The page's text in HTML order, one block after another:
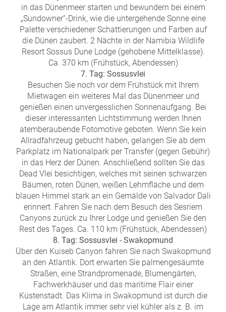
in das Dünenmeer starten und bewundern bei einem
„Sundowner“-Drink, wie die untergehende Sonne eine
Palette verschiedener Schattierungen und Farben auf
die Dünen zaubert. 2 Nächte in der Namibia Wildlife
Resort Sossus Dune Lodge (gehobene Mittelklasse).
Ca. 370 km (Frühstück, Abendessen)
7. Tag: Sossusvlei
Besuchen Sie noch vor dem Frühstück mit Ihrem
Mietwagen ein weiteres Mal das Dünenmeer und
genießen einen unvergesslichen Sonnenaufgang. Bei
dieser interessanten Lichtstimmung werden Ihnen
atemberaubende Fotomotive geboten. Wenn Sie kein
Allradfahrzeug gebucht haben, gelangen Sie ab dem
Parkplatz im Nationalpark per Transfer (gegen Gebühr)
in das Herz der Dünen. Anschließend sollten Sie das
Dead Vlei besichtigen, welches mit seinen schwarzen
Bäumen, roten Dünen, weißen Lehmfläche und dem
blauen Himmel stark an ein Gemälde von Salvador Dali
erinnert. Fahren Sie nach dem Besuch des Sesriem
Canyons zurück zu Ihrer Lodge und genießen Sie den
Rest des Tages. Ca. 110 km (Frühstück, Abendessen)
8. Tag: Sossusvlei - Swakopmund
Über den Kuiseb Canyon fahren Sie nach Swakopmund
an den Atlantik. Dort erwarten Sie palmengesäumte
Straßen, eine Strandpromenade, Blumengärten,
Fachwerkhäuser und das maritime Flair einer
Küstenstadt. Das Klima in Swakopmund ist durch die
Lage am Atlantik immer sehr viel kühler als z. B. im